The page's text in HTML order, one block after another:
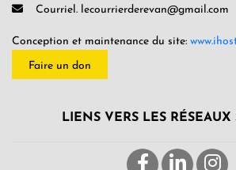
Courriel. lecourrierderevan@gmail.com
Conception et maintenance du site:
Faire un don
LIENS VERS LES RÉSEAUX